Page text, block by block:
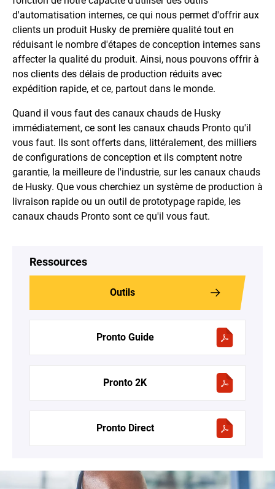
d'automatisation internes, ce qui nous permet d'offrir aux
clients un produit Husky de première qualité tout en
réduisant le nombre d'étapes de conception internes sans
affecter la qualité du produit. Ainsi, nous pouvons offrir à
nos clients des délais de production réduits avec
expédition rapide, et ce, partout dans le monde.
Quand il vous faut des canaux chauds de Husky
immédiatement, ce sont les canaux chauds Pronto qu'il
vous faut. Ils sont offerts dans, littéralement, des milliers
de configurations de conception et ils comptent notre
garantie, la meilleure de l'industrie, sur les canaux chauds
de Husky. Que vous cherchiez un système de production à
livraison rapide ou un outil de prototypage rapide, les
canaux chauds Pronto sont ce qu'il vous faut.
Ressources
Outils
Pronto Guide
Pronto 2K
Pronto Direct